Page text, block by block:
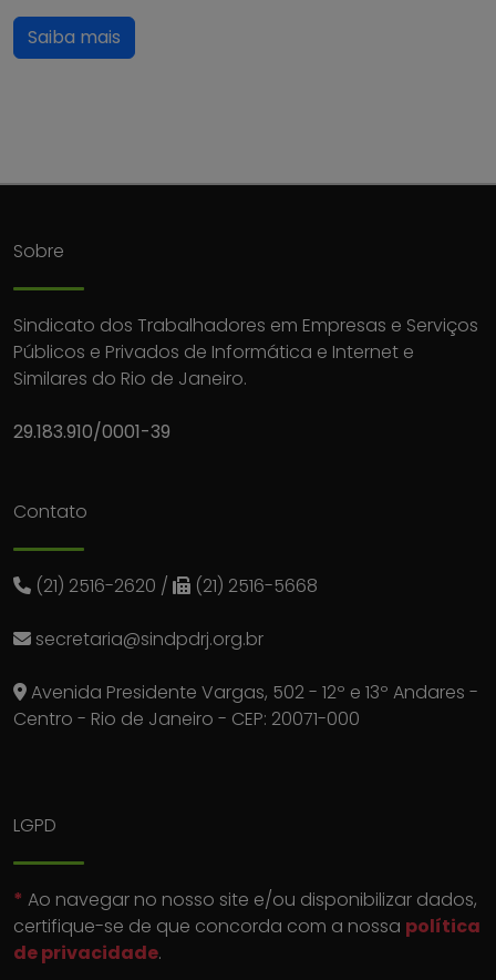
Saiba mais
Sobre
Sindicato dos Trabalhadores em Empresas e Serviços
Públicos e Privados de Informática e Internet e
Similares do Rio de Janeiro.
29.183.910/0001-39
Contato
(21) 2516-2620 / (21) 2516-5668
secretaria@sindpdrj.org.br
Avenida Presidente Vargas, 502 - 12º e 13º Andares -
Centro - Rio de Janeiro - CEP: 20071-000
LGPD
* Ao navegar no nosso site e/ou disponibilizar dados,
certifique-se de que concorda com a nossa política
de privacidade.